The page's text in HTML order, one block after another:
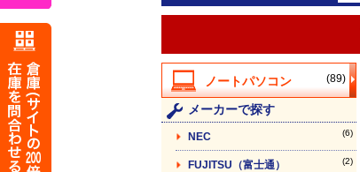
(89)
メーカーで探す
NEC (6)
FUJITSU（富士通） (2)